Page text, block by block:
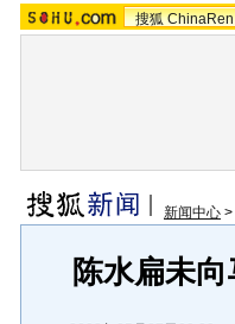
搜狐 ChinaRen
新闻中心 >
陈水扁未